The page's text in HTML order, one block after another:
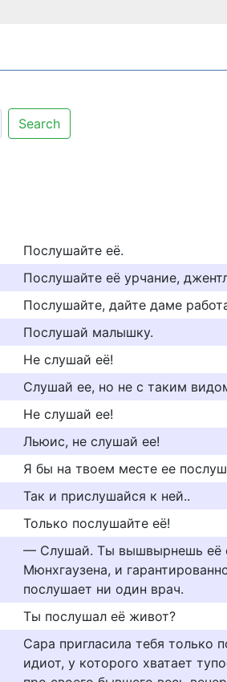
Search
Послушайте её.
Послушайте её урчание,
Послушайте, дайте даме
Послушай малышку.
Не слушай её!
Слушай ее, но не с таким
Не слушай ее!
Льюис, не слушай ее!
Я бы на твоем месте ее
Так и прислушайся к ней..
Только послушайте её!
— Слушай. Ты вышвырнешь её
Мюнхгаузена, и
послушает ни один врач.
Ты послушал её живот?
Сара пригласила тебя только
идиот, у которого хватает